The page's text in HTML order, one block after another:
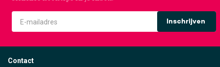
Inschrijven
Contact